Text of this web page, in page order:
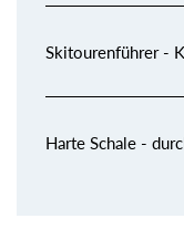
Skitourenführer -
Harte Schale -